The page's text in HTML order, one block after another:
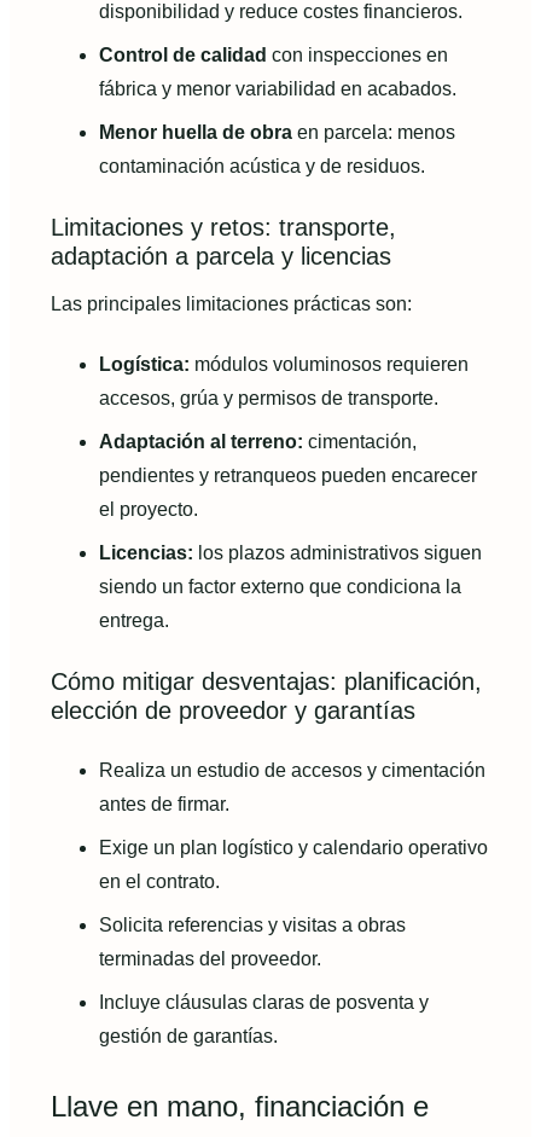
disponibilidad y reduce costes financieros.
Control de calidad con inspecciones en
fábrica y menor variabilidad en acabados.
Menor huella de obra en parcela: menos
contaminación acústica y de residuos.
Limitaciones y retos: transporte,
adaptación a parcela y licencias
Las principales limitaciones prácticas son:
Logística: módulos voluminosos requieren
accesos, grúa y permisos de transporte.
Adaptación al terreno: cimentación,
pendientes y retranqueos pueden encarecer
el proyecto.
Licencias: los plazos administrativos siguen
siendo un factor externo que condiciona la
entrega.
Cómo mitigar desventajas: planificación,
elección de proveedor y garantías
Realiza un estudio de accesos y cimentación
antes de firmar.
Exige un plan logístico y calendario operativo
en el contrato.
Solicita referencias y visitas a obras
terminadas del proveedor.
Incluye cláusulas claras de posventa y
gestión de garantías.
Llave en mano, financiación e